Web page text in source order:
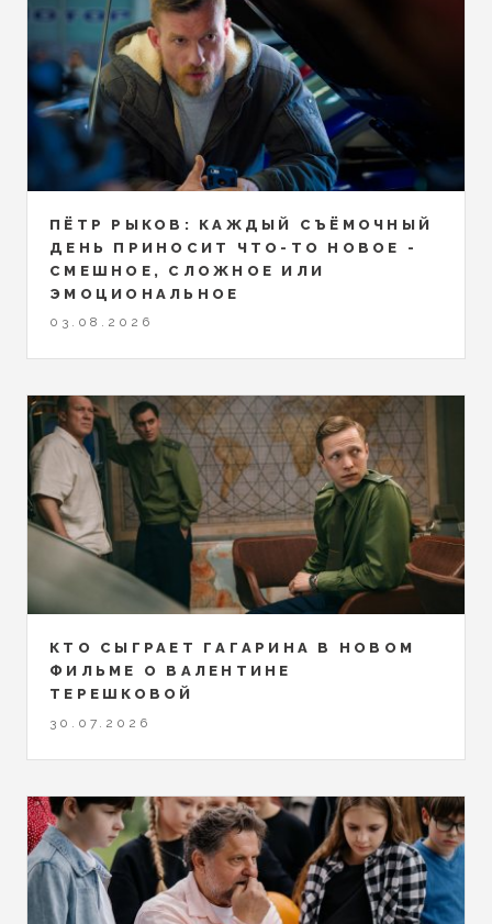
ПЁТР РЫКОВ: КАЖДЫЙ СЪЁМОЧНЫЙ
ДЕНЬ ПРИНОСИТ ЧТО-ТО НОВОЕ -
СМЕШНОЕ, СЛОЖНОЕ ИЛИ
ЭМОЦИОНАЛЬНОЕ
03.08.2026
КТО СЫГРАЕТ ГАГАРИНА В НОВОМ
ФИЛЬМЕ О ВАЛЕНТИНЕ
ТЕРЕШКОВОЙ
30.07.2026